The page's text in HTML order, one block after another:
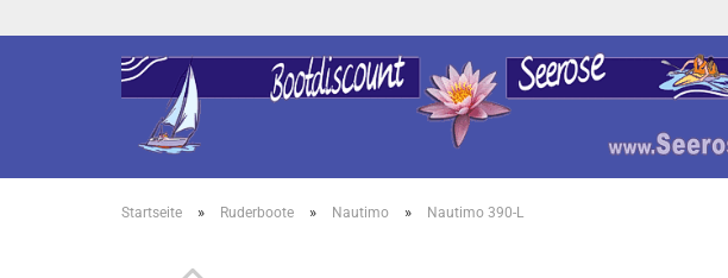
Startseite » Ruderboote » Nautimo » Nautimo 390-L